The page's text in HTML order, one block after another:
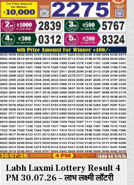
Labh Laxmi Lottery Result 4
PM 30.07.26 – लाभ लक्ष्मी लॉटरी